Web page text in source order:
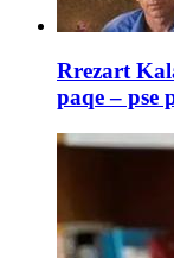
Rrezart
paqe – pse